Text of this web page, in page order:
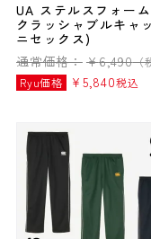
UA ステルスフォー
クラッシャブルキャ
ニセックス)
通常価格： ¥6,490（
Ryu価格
¥ 5,840税込